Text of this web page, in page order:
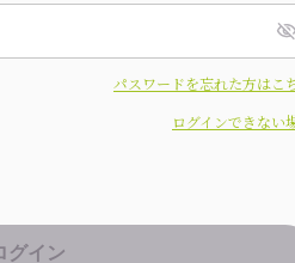
パスワードを忘れた方はこ
ログインできない